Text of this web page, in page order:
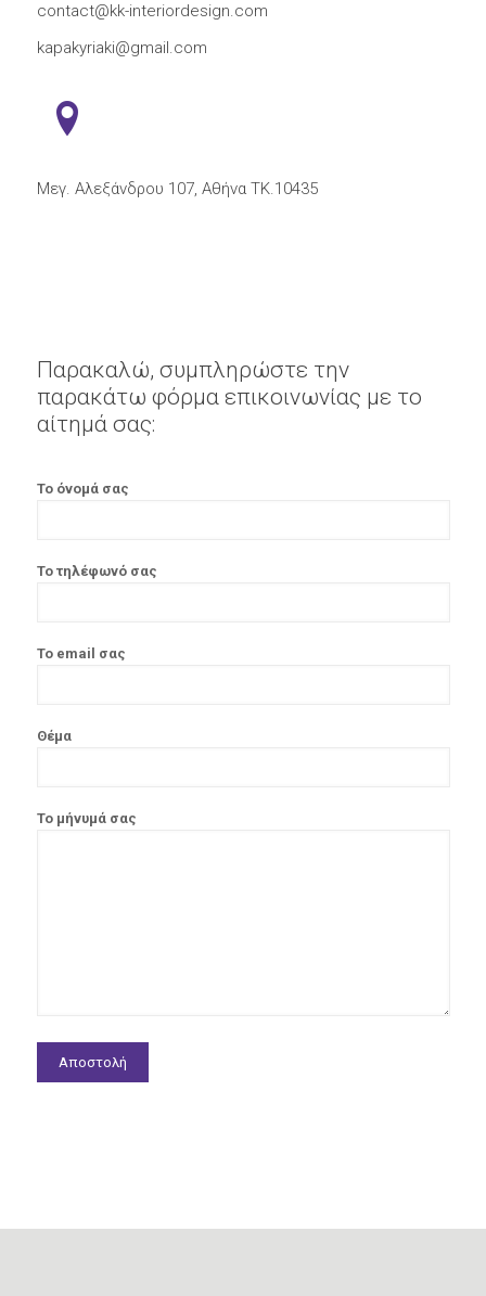
contact@kk-interiordesign.com
kapakyriaki@gmail.com
Μεγ. Αλεξάνδρου 107, Αθήνα ΤΚ.10435
Παρακαλώ, συμπληρώστε την
παρακάτω φόρμα επικοινωνίας με το
αίτημά σας:
Το όνομά σας
Το τηλέφωνό σας
Το email σας
Θέμα
Το μήνυμά σας